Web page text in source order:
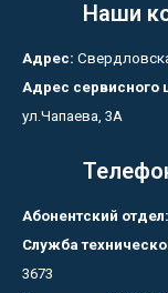
Наши
Адрес:
Адрес сервисного
ул.Чапаева, 3А
Абонентский отдел:
Служба
3673